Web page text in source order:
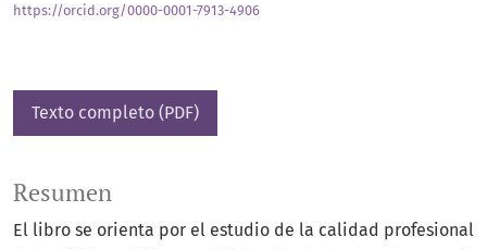
https://orcid.org/0000-0001-7913-4906
Texto completo (PDF)
Resumen
El libro se orienta por el estudio de la calidad profesional